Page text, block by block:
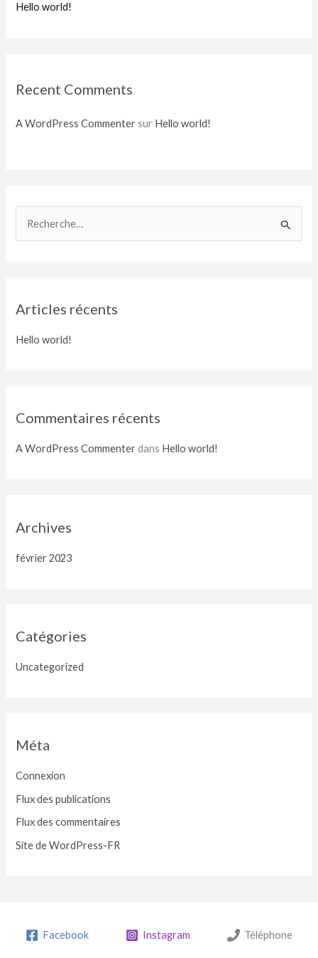
Hello world!
Recent Comments
A WordPress Commentersur Hello world!
c
:
Articles récents
Hello world!
Commentaires récents
A WordPress Commenterdans Hello world!
Archives
février 2023
Catégories
Uncategorized
Méta
Connexion
Flux des publications
Flux des commentaires
Site de WordPress-FR
Facebook Instagram Téléphone